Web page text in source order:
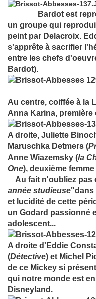
Bardot est
un groupe qui
peint par Delacroix.
s'apprête à sacrifier
entre les chefs
Bardot).
Au centre, coiffée à la
Anna Karina, première
A droite, Juliette
Maruschka Detmers (
Anne Wiazemsky (la
One), deuxième
Au fait n'oubliez pas
année studieuse"dans
et lucidité de cette
un Godard passionné
adolescent...
A droite d'Eddie
(Détective) et Michel
de ce Mickey si
qui notre monde est
Disneyland.